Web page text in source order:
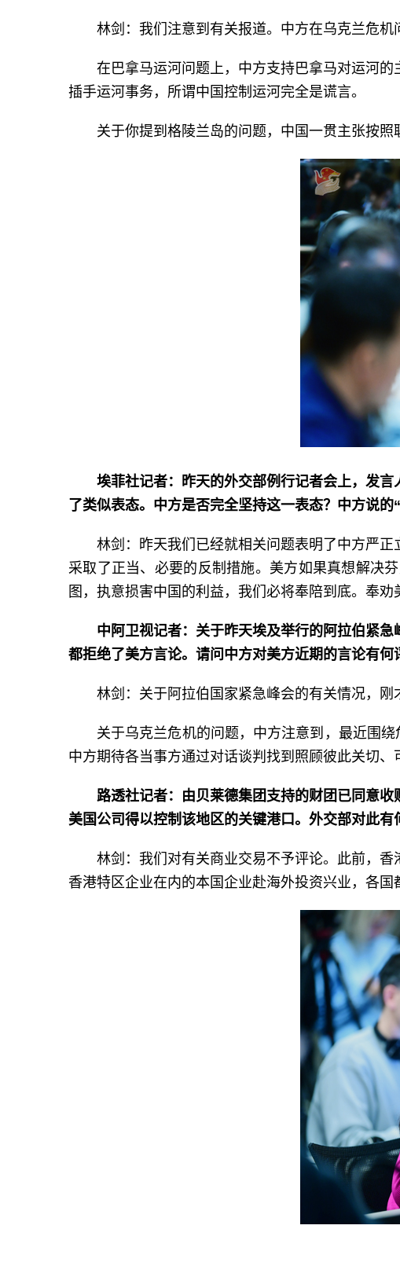
林剑：我们注意到有关报道。中方在乌克兰危
在巴拿马运河问题上，中方支持巴拿马对运河
插手运河事务，所谓中国控制运河完全是谎言。
关于你提到格陵兰岛的问题，中国一贯主张按照
埃菲社记者：昨天的外交部例行记者会上，发
了类似表态。中方是否完全坚持这一表态？中方说的
林剑：昨天我们已经就相关问题表明了中方严
采取了正当、必要的反制措施。美方如果真想解决
图，执意损害中国的利益，我们必将奉陪到底。奉
中阿卫视记者：关于昨天埃及举行的阿拉伯紧
都拒绝了美方言论。请问中方对美方近期的言论有何
林剑：关于阿拉伯国家紧急峰会的有关情况，刚
关于乌克兰危机的问题，中方注意到，最近围
中方期待各当事方通过对话谈判找到照顾彼此关切、
路透社记者：由贝莱德集团支持的财团已同意
美国公司得以控制该地区的关键港口。外交部对此有
林剑：我们对有关商业交易不予评论。此前，
香港特区企业在内的本国企业赴海外投资兴业，各